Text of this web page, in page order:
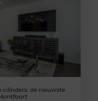
de nieuwste